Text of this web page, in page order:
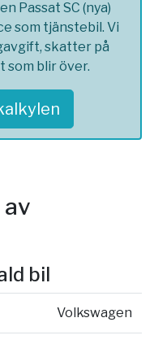
Passat SC (nya)
som tjänstebil. Vi
skatter på
som blir över.
bil
Volkswagen